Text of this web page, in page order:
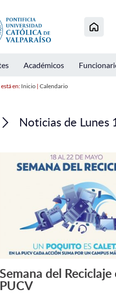
Académicos
en: Inicio| Calendario
Noticias de Lunes
Leer
Semana del Reciclaje
PUCV